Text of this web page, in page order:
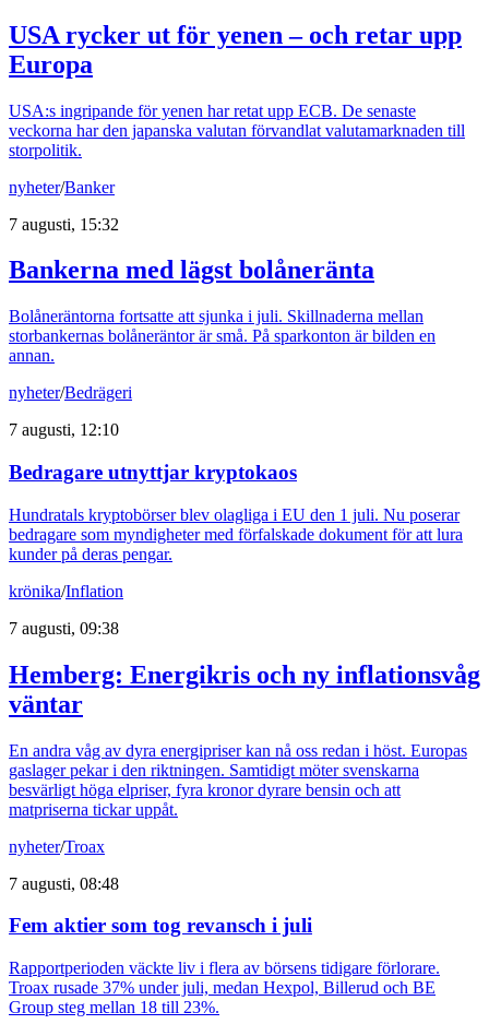
USA rycker ut för yenen – och retar upp
Europa
USA:s ingripande för yenen har retat upp ECB. De senaste
veckorna har den japanska valutan förvandlat valutamarknaden till
storpolitik.
nyheter/Banker
7 augusti, 15:32
Bankerna med lägst bolåneränta
Bolåneräntorna fortsatte att sjunka i juli. Skillnaderna mellan
storbankernas bolåneräntor är små. På sparkonton är bilden en
annan.
nyheter/Bedrägeri
7 augusti, 12:10
Bedragare utnyttjar kryptokaos
Hundratals kryptobörser blev olagliga i EU den 1 juli. Nu poserar
bedragare som myndigheter med förfalskade dokument för att lura
kunder på deras pengar.
krönika/Inflation
7 augusti, 09:38
Hemberg: Energikris och ny inflationsvåg
väntar
En andra våg av dyra energipriser kan nå oss redan i höst. Europas
gaslager pekar i den riktningen. Samtidigt möter svenskarna
besvärligt höga elpriser, fyra kronor dyrare bensin och att
matpriserna tickar uppåt.
nyheter/Troax
7 augusti, 08:48
Fem aktier som tog revansch i juli
Rapportperioden väckte liv i flera av börsens tidigare förlorare.
Troax rusade 37% under juli, medan Hexpol, Billerud och BE
Group steg mellan 18 till 23%.